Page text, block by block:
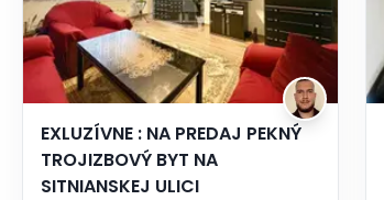
EXLUZÍVNE : NA PREDAJ PEKNÝ
TROJIZBOVÝ BYT NA
SITNIANSKEJ ULICI